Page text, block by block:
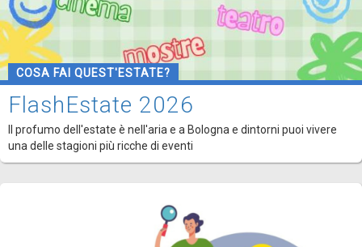
COSA FAI QUEST'ESTATE?
FlashEstate 2026
Il profumo dell'estate è nell'aria e a Bologna e dintorni puoi vivere
una delle stagioni più ricche di eventi